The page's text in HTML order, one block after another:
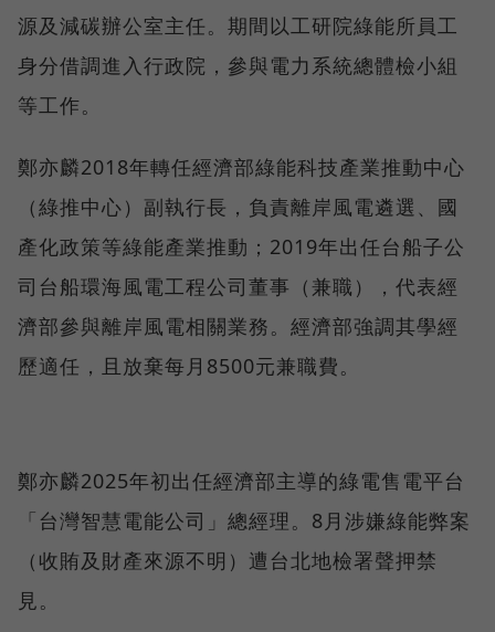
源及減碳辦公室主任。期間以工研院綠能所員工
身分借調進入行政院，參與電力系統總體檢小組
等工作。
鄭亦麟2018年轉任經濟部綠能科技產業推動中心
（綠推中心）副執行長，負責離岸風電遴選、國
產化政策等綠能產業推動；2019年出任台船子公
司台船環海風電工程公司董事（兼職），代表經
濟部參與離岸風電相關業務。經濟部強調其學經
歷適任，且放棄每月8500元兼職費。
鄭亦麟2025年初出任經濟部主導的綠電售電平台
「台灣智慧電能公司」總經理。8月涉嫌綠能弊案
（收賄及財產來源不明）遭台北地檢署聲押禁
見。